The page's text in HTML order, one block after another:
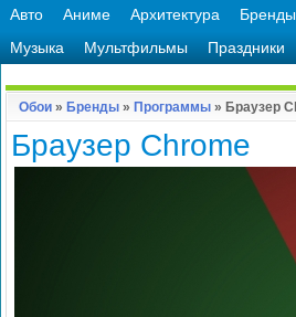
Авто Аниме Архитектура Бренды
Музыка
Мультфильмы Праздники
Обои » Бренды » Программы » Браузер
Браузер Chrome